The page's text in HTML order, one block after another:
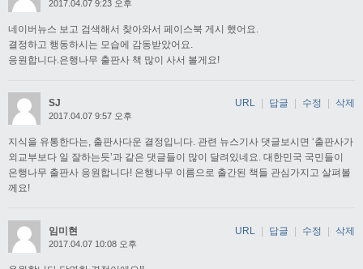
2017.04.07 9:23 오후
네이버뉴스 보고 검색해서 찾아와서 페이스북 게시 했어요.
결정하고 행동하시는 모습에 감동받았어요.
응원합니다.은행나무 출판사 책 많이 사서 볼게요!
SJ
2017.04.07 9:57 오후
지식을 유통한다는, 출판사다운 결정입니다. 관련 뉴스기사 댓글보시면 ‘출판사가
외교부보다 일 잘하는듯’과 같은 댓글들이 많이 달려있네요. 대한민국 국민들이
은행나무 출판사 응원합니다! 은행나무 이름으로 출간된 책들 관심가지고 살펴볼
께요!
URL 답글 수정 삭제
임미현
2017.04.07 10:08 오후
URL | 답글 | 수정 | 삭제